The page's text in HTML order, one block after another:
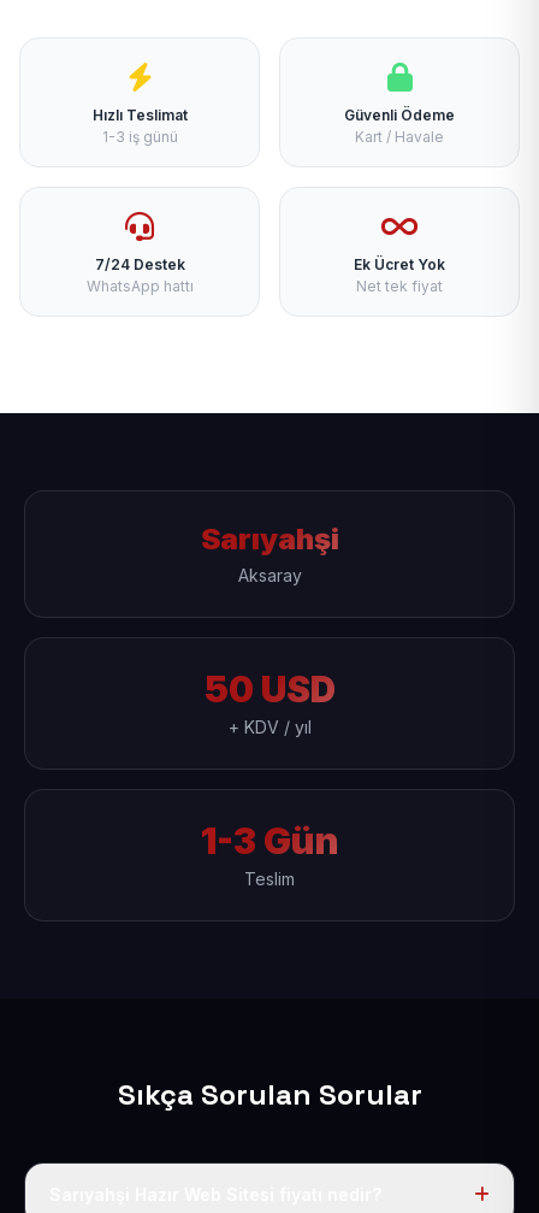
Hızlı Teslimat
1-3 iş günü
Güvenli Ödeme
Kart / Havale
7/24 Destek
WhatsApp hattı
Ek Ücret Yok
Net tek fiyat
Sarıyahşi
Aksaray
50 USD
+ KDV / yıl
1-3 Gün
Teslim
Sıkça Sorulan Sorular